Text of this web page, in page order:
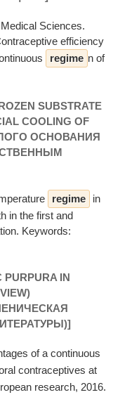
Sciences.
efficiency
regime n of
SUBSTRATE
COOLING OF
ОСНОВАНИЯ
regime
in
in the first and
Keywords:
PURPURA IN
of a continuous
contraceptives at
research, 2016.